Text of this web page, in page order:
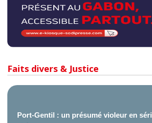
Faits divers & Justice
Port-Gentil : un présumé violeur en